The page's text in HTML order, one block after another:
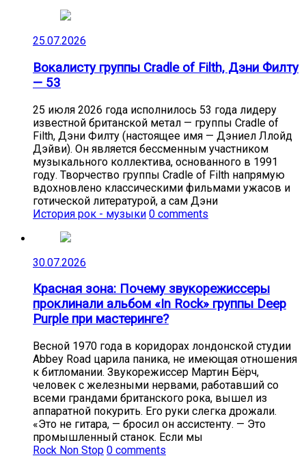
25.07.2026
Вокалисту группы Cradle of Filth, Дэни Филту
— 53
25 июля 2026 года исполнилось 53 года лидеру
известной британской метал — группы Cradle of
Filth, Дэни Филту (настоящее имя — Дэниел Ллойд
Дэйви). Он является бессменным участником
музыкального коллектива, основанного в 1991
году. Творчество группы Cradle of Filth напрямую
вдохновлено классическими фильмами ужасов и
готической литературой, а сам Дэни
История рок - музыки 0 comments
30.07.2026
Красная зона: Почему звукорежиссеры
проклинали альбом «In Rock» группы Deep
Purple при мастеринге?
Весной 1970 года в коридорах лондонской студии
Abbey Road царила паника, не имеющая отношения
к битломании. Звукорежиссер Мартин Бёрч,
человек с железными нервами, работавший со
всеми грандами британского рока, вышел из
аппаратной покурить. Его руки слегка дрожали.
«Это не гитара, — бросил он ассистенту. — Это
промышленный станок. Если мы
Rock Non Stop 0 comments